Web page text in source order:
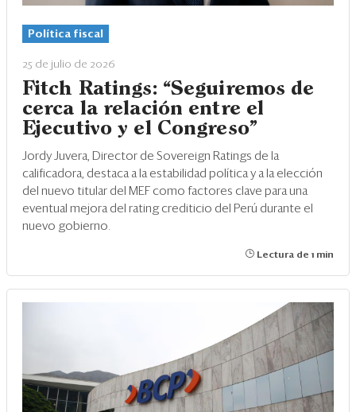
Eventos
Blogs
Ranking CEO
Edición Impresa
Política fiscal
25 de julio de 2026
Fitch Ratings: “Seguiremos de
cerca la relación entre el
Ejecutivo y el Congreso”
Jordy Juvera, Director de Sovereign Ratings de la
calificadora, destaca a la estabilidad política y a la elección
del nuevo titular del MEF como factores clave para una
eventual mejora del rating crediticio del Perú durante el
nuevo gobierno.
Lectura de 1 min